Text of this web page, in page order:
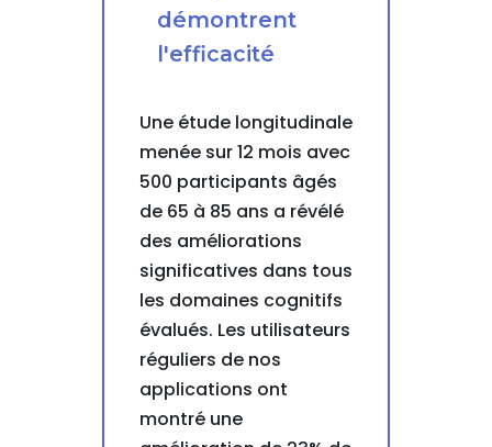
démontrent
l'efficacité
Une étude longitudinale
menée sur 12 mois avec
500 participants âgés
de 65 à 85 ans a révélé
des améliorations
significatives dans tous
les domaines cognitifs
évalués. Les utilisateurs
réguliers de nos
applications ont
montré une